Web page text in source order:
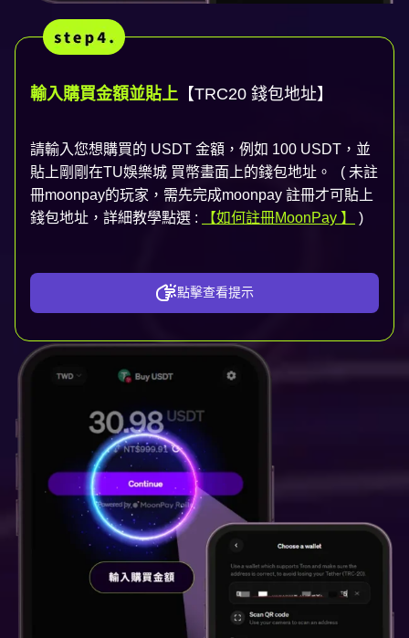
輸入購買金額並貼上 【TRC20 錢包地址】
請輸入您想購買的 USDT 金額，例如 100 USDT，並
貼上剛剛在TU娛樂城 買幣畫面上的錢包地址。 ( 未註
冊moonpay的玩家，需先完成moonpay 註冊才可貼上
錢包地址，詳細教學點選 :
【如何註冊MoonPay 】 )
點擊查看提示